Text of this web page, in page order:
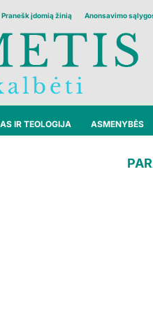
Pranešk įdomią žinią Anonsavimo
IR TEOLOGIJA ASMENYBĖS